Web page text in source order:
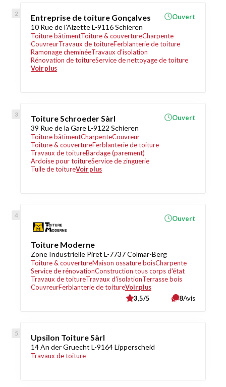
Entreprise de toiture Gonçalves
10 Rue de l'Alzette L-9116 Schieren
Toiture bâtimentToiture & couvertureCharpente
CouvreurTravaux de toitureFerblanterie de toiture
Ramonage cheminéeTravaux d'isolation
Rénovation de toitureService de nettoyage de toiture
Voir plus
Ouvert
Toiture Schroeder Sàrl
39 Rue de la Gare L-9122 Schieren
Toiture bâtimentCharpenteCouvreur
Toiture & couvertureFerblanterie de toiture
Travaux de toitureBardage (parement)
Ardoise pour toitureService de zinguerie
Tuile de toitureVoir plus
Ouvert
Toiture Moderne
Zone Industrielle Piret L-7737 Colmar-Berg
Toiture & couvertureMaison ossature boisCharpente
Service de rénovationConstruction tous corps d'état
Travaux de toitureTravaux d'isolationTerrasse bois
CouvreurFerblanterie de toitureVoir plus
Ouvert
3,5/5 8Avis
Upsilon Toiture Sàrl
14 An der Gruecht L-9164 Lipperscheid
Travaux de toiture